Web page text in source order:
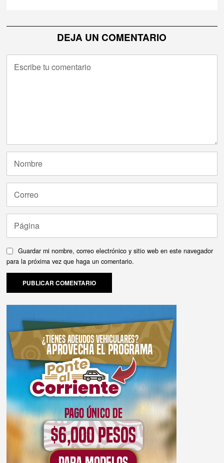
DEJA UN COMENTARIO
Guardar mi nombre, correo electrónico y sitio web en este navegador
para la próxima vez que haga un comentario.